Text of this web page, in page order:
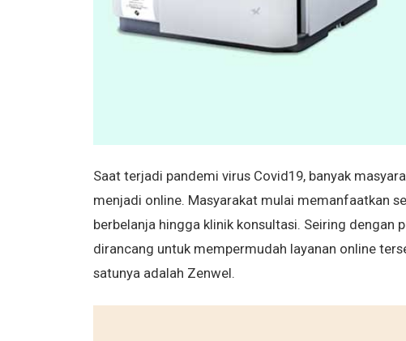
Saat terjadi pandemi virus Covid19, banyak
menjadi online. Masyarakat mulai memanfaatkan
berbelanja hingga klinik konsultasi. Seiring dengan
dirancang untuk mempermudah layanan online
satunya adalah Zenwel.